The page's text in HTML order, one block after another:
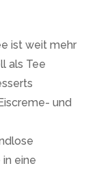
ist weit mehr
als Tee
und
eine